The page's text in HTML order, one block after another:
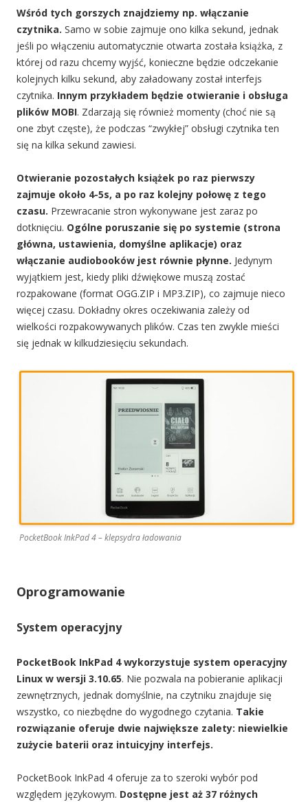
Wśród tych gorszych znajdziemy np. włączanie
czytnika. Samo w sobie zajmuje ono kilka sekund, jednak
jeśli po włączeniu automatycznie otwarta została książka, z
której od razu chcemy wyjść, konieczne będzie odczekanie
kolejnych kilku sekund, aby załadowany został interfejs
czytnika. Innym przykładem będzie otwieranie i obsługa
plików MOBI. Zdarzają się również momenty (choć nie są
one zbyt częste), że podczas “zwykłej” obsługi czytnika ten
się na kilka sekund zawiesi.
Otwieranie pozostałych książek po raz pierwszy
zajmuje około 4-5s, a po raz kolejny połowę z tego
czasu. Przewracanie stron wykonywane jest zaraz po
dotknięciu. Ogólne poruszanie się po systemie (strona
główna, ustawienia, domyślne aplikacje) oraz
włączanie audiobooków jest równie płynne. Jedynym
wyjątkiem jest, kiedy pliki dźwiękowe muszą zostać
rozpakowane (format OGG.ZIP i MP3.ZIP), co zajmuje nieco
więcej czasu. Dokładny okres oczekiwania zależy od
wielkości rozpakowywanych plików. Czas ten zwykle mieści
się jednak w kilkudziesięciu sekundach.
PocketBook InkPad 4 – klepsydra ładowania
Oprogramowanie
System operacyjny
PocketBook InkPad 4 wykorzystuje system operacyjny
Linux w wersji 3.10.65. Nie pozwala na pobieranie aplikacji
zewnętrznych, jednak domyślnie, na czytniku znajduje się
wszystko, co niezbędne do wygodnego czytania. Takie
rozwiązanie oferuje dwie największe zalety: niewielkie
zużycie baterii oraz intuicyjny interfejs.
PocketBook InkPad 4 oferuje za to szeroki wybór pod
względem językowym. Dostępne jest aż 37 różnych